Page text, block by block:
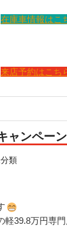
在庫車情報はこ
来店予約はこち
ャンペー
類
軽39.8万円専